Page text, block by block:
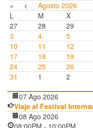
« < Agosto 2026
L
M X
27
28 29
3
4 5
10
11 12
17
18 19
24
25 26
31
1 2
07 Ago 2026
Viaje al Festival
08 Ago 2026